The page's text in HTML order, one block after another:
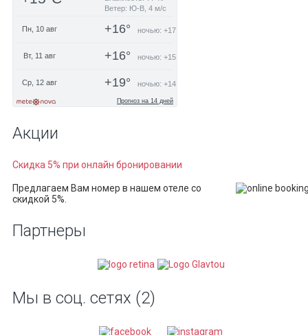
Акции
Скидка 5% при онлайн бронировании
Предлагаем Вам номер в нашем отеле со
скидкой 5%.
Партнеры
Мы в соц. сетях (2)